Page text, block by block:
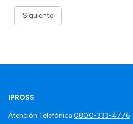
Siguiente
IPROSS
Atención Telefónica 0800-333-4776